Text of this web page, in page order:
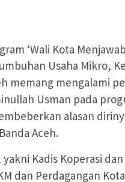
‘Wali Kota
Usaha Mikro,
memang mengalami
Usman pada
alasan
Aceh.
Kadis Koperasi
dan Perdagangan